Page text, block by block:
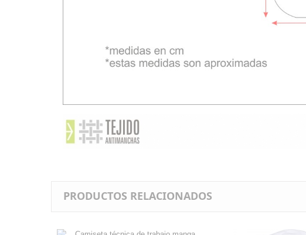
PRODUCTOS RELACIONADOS